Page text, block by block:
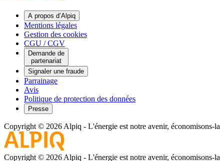
A propos d’Alpiq
Mentions légales
Gestion des cookies
CGU / CGV
Demande de
partenariat
Signaler une fraude
Parrainage
Avis
Politique de protection des données
Presse
Copyright © 2026 Alpiq - L'énergie est notre avenir, économisons-la
Copyright © 2026 Alpiq - L'énergie est notre avenir, économisons-la